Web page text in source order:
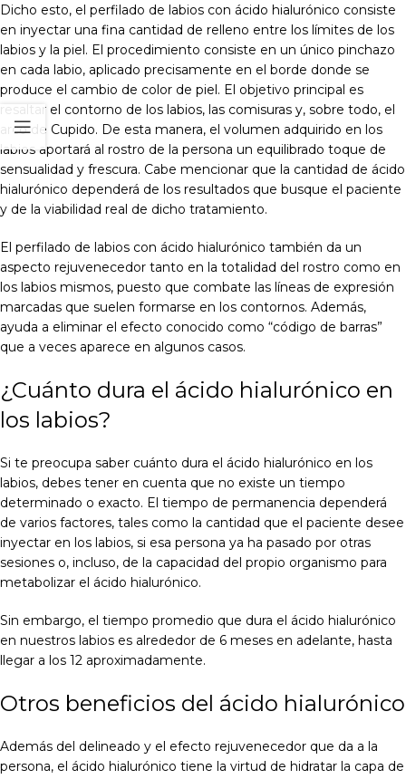
Dicho esto, el perfilado de labios con ácido hialurónico consiste
en inyectar una fina cantidad de relleno entre los límites de los
labios y la piel. El procedimiento consiste en un único pinchazo
en cada labio, aplicado precisamente en el borde donde se
produce el cambio de color de piel. El objetivo principal es
resaltar el contorno de los labios, las comisuras y, sobre todo, el
arco de Cupido. De esta manera, el volumen adquirido en los
labios aportará al rostro de la persona un equilibrado toque de
sensualidad y frescura. Cabe mencionar que la cantidad de ácido
hialurónico dependerá de los resultados que busque el paciente
y de la viabilidad real de dicho tratamiento.
El perfilado de labios con ácido hialurónico también da un
aspecto rejuvenecedor tanto en la totalidad del rostro como en
los labios mismos, puesto que combate las líneas de expresión
marcadas que suelen formarse en los contornos. Además,
ayuda a eliminar el efecto conocido como “código de barras”
que a veces aparece en algunos casos.
¿Cuánto dura el ácido hialurónico en
los labios?
Si te preocupa saber cuánto dura el ácido hialurónico en los
labios, debes tener en cuenta que no existe un tiempo
determinado o exacto. El tiempo de permanencia dependerá
de varios factores, tales como la cantidad que el paciente desee
inyectar en los labios, si esa persona ya ha pasado por otras
sesiones o, incluso, de la capacidad del propio organismo para
metabolizar el ácido hialurónico.
Sin embargo, el tiempo promedio que dura el ácido hialurónico
en nuestros labios es alrededor de 6 meses en adelante, hasta
llegar a los 12 aproximadamente.
Otros beneficios del ácido hialurónico
Además del delineado y el efecto rejuvenecedor que da a la
persona, el ácido hialurónico tiene la virtud de hidratar la capa de